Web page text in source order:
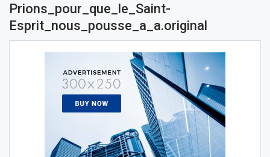
Prions_pour_que_le_Saint-
Esprit_nous_pousse_a_a.original